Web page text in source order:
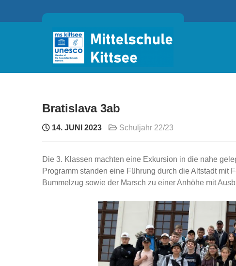
Bratislava 3ab
14. JUNI 2023 Schuljahr 22/23
Die 3. Klassen machten eine Exkursion in die nahe
Programm standen eine Führung durch die Altstadt mit
Bummelzug sowie der Marsch zu einer Anhöhe mit